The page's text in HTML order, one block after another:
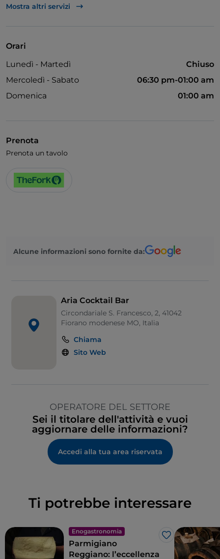
TheFork PAY
Cocktail
Wi-Fi
Mostra altri servizi
Orari
Lunedì - Martedì
Chiuso
Mercoledì - Sabato
06:30 pm-01:00 am
Domenica
01:00 am
Prenota
Prenota un tavolo
Alcune informazioni sono fornite da:
Aria Cocktail Bar
Circondariale S. Francesco, 2, 41042
Fiorano modenese MO, Italia
Chiama
Sito Web
OPERATORE DEL SETTORE
Sei il titolare dell'attività e vuoi
aggiornare delle informazioni?
Accedi alla tua area riservata
Ti potrebbe interessare
Enogastronomia
Like
Parmigiano
Reggiano: l’eccellenza